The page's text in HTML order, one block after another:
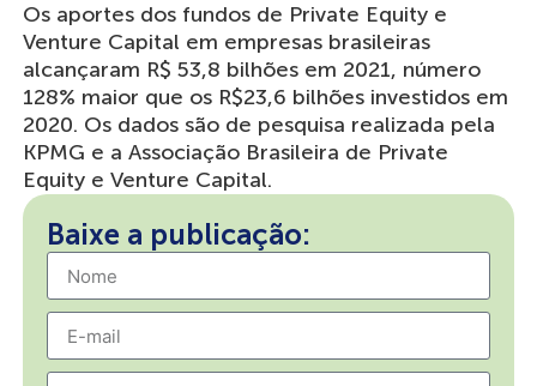
Os aportes dos fundos de Private Equity e
Venture Capital em empresas brasileiras
alcançaram R$ 53,8 bilhões em 2021, número
128% maior que os R$23,6 bilhões investidos em
2020. Os dados são de pesquisa realizada pela
KPMG e a Associação Brasileira de Private
Equity e Venture Capital.
Baixe a publicação: